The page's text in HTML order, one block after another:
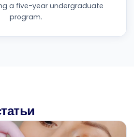
a five-year undergraduate
program.